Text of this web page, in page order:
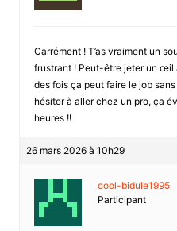
Carrément ! T’as vraiment un
frustrant ! Peut-être jeter un œil
des fois ça peut faire le job
hésiter à aller chez un pro, ça
heures !!
26 mars 2026 à 10h29
cool-bidule1995
Participant